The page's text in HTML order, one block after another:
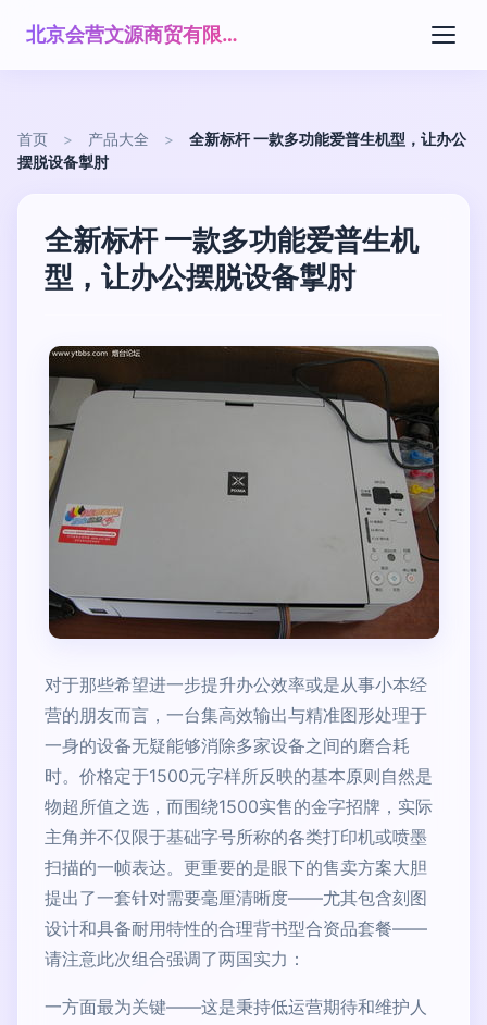
北京会营文源商贸有限公司
首页 > 产品大全 >
全新标杆 一款多功能爱普生机型，让办公
摆脱设备掣肘
全新标杆 一款多功能爱普生机
型，让办公摆脱设备掣肘
对于那些希望进一步提升办公效率或是从事小本经
营的朋友而言，一台集高效输出与精准图形处理于
一身的设备无疑能够消除多家设备之间的磨合耗
时。价格定于1500元字样所反映的基本原则自然是
物超所值之选，而围绕1500实售的金字招牌，实际
主角并不仅限于基础字号所称的各类打印机或喷墨
扫描的一帧表达。更重要的是眼下的售卖方案大胆
提出了一套针对需要毫厘清晰度——尤其包含刻图
设计和具备耐用特性的合理背书型合资品套餐——
请注意此次组合强调了两国实力：
一方面最为关键——这是秉持低运营期待和维护人